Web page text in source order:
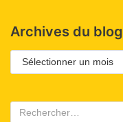
Archives du blog